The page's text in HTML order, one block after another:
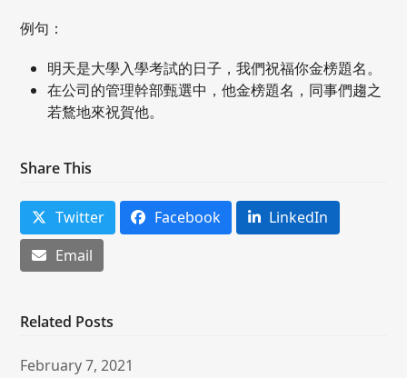
例句：
明天是大學入學考試的日子，我們祝福你金榜題名。
在公司的管理幹部甄選中，他金榜題名，同事們趨之
若鶩地來祝賀他。
Share This
Twitter Facebook
LinkedIn
Email
Related Posts
February 7, 2021